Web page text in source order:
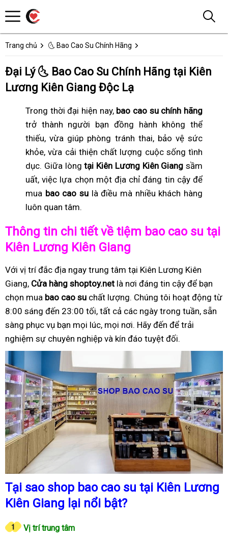
Trang chủ 🌜 Bao Cao Su Chính Hãng
Đại Lý 🌜 Bao Cao Su Chính Hãng tại Kiên
Lương Kiên Giang Độc Lạ
Trong thời đại hiện nay, bao cao su chính hãng
trở thành người bạn đồng hành không thể
thiếu, vừa giúp phòng tránh thai, bảo vệ sức
khỏe, vừa cải thiện chất lượng cuộc sống tình
dục. Giữa lòngtại Kiên Lương Kiên Giang sầm
uất, việc lựa chọn một địa chỉ đáng tin cậy để
mua bao cao su là điều mà nhiều khách hàng
luôn quan tâm.
Thông tin chi tiết về tiệm bao cao su tại
Kiên Lương Kiên Giang
Với vị trí đắc địa ngay trung tâm tại Kiên Lương Kiên
Giang, Cửa hàng shoptoy.net là nơi đáng tin cậy để bạn
chọn mua bao cao su chất lượng. Chúng tôi hoạt động từ
8:00 sáng đến 23:00 tối, tất cả các ngày trong tuần, sẵn
sàng phục vụ bạn mọi lúc, mọi nơi. Hãy đến để trải
nghiệm sự chuyên nghiệp và kín đáo tuyệt đối.
Tại sao shop bao cao su tại Kiên Lương
Kiên Giang lại nổi bật?
Vị trí trung tâm